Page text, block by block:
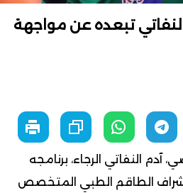
تبعده عن مواجهة
آدم النفاتي الرجاء، برنامجه
الطاقم الطبي المتخصص